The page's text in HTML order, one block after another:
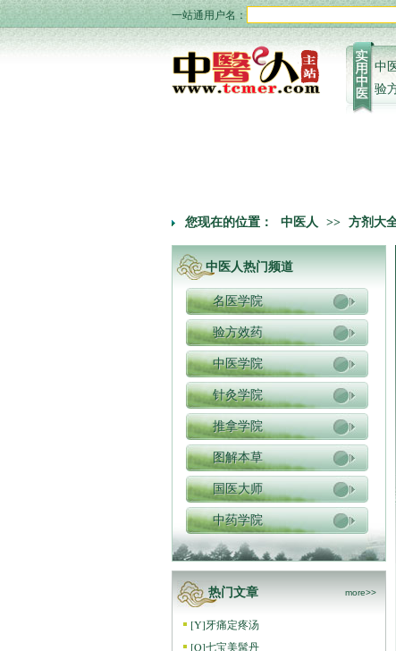
一站通用户名：
中
验
您现在的位置： 中医人 >> 方剂大
中医人热门频道
名医学院
验方效药
中医学院
针灸学院
推拿学院
图解本草
国医大师
中药学院
热门文章 more>>
[Y]牙痛定疼汤
[Q]七宝美髯丹